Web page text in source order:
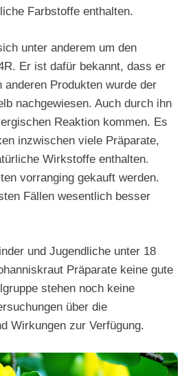
Farbstoffe enthalten.
unter anderem um den
Er ist dafür bekannt, dass er
Produkten wurde der
nachgewiesen. Auch durch ihn
Reaktion kommen. Es
inzwischen viele Präparate,
Wirkstoffe enthalten.
vorranging gekauft werden.
Fällen wesentlich besser
und Jugendliche unter 18
Präparate keine gute
stehen noch keine
über die
Wirkungen zur Verfügung.